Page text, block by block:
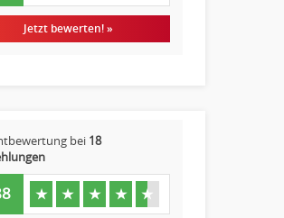
Jetzt bewerten! »
bei 18
★ ★ ★ ★ ★